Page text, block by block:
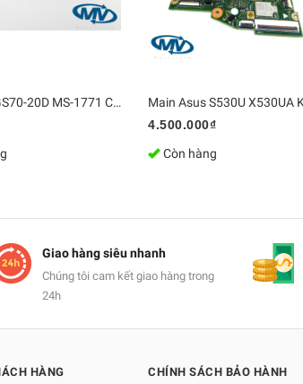
Main MSI GS70-20D MS-1771 CPU i7-4710HQ GTX 860M
4.500.000₫
Còn hàng
Giao hàng siêu nhanh
Chúng tôi cam kết giao hàng trong
24h
HÀNG CHÍNH SÁCH BẢO HÀNH